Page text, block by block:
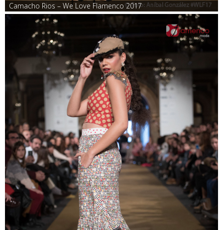
Camacho Rios – We Love Flamenco 2017